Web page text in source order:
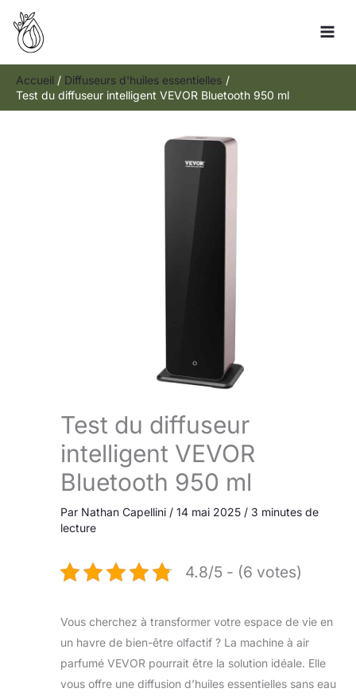
Aller
contenu
Accueil
Diffuseurs d'huiles essentielles
Test du diffuseur intelligent VEVOR Bluetooth 950 ml
Test du diffuseur
intelligent VEVOR
Bluetooth 950 ml
Par Nathan Capellini / 14 mai 2025 / 3 minutes de
lecture
4.8/5 - (6 votes)
Vous cherchez à transformer votre espace de vie en
un havre de bien-être olfactif ? La machine à air
parfumé VEVOR pourrait être la solution idéale. Elle
vous offre une diffusion d’huiles essentielles sans eau
R
e
h
e